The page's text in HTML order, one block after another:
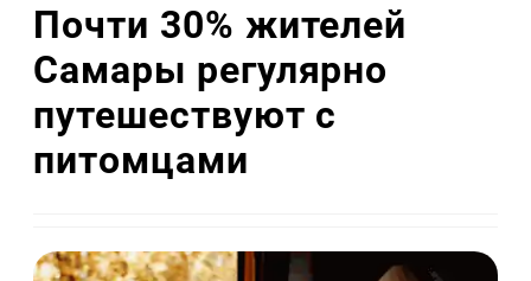
Почти 30% жителей
Самары регулярно
путешествуют с
питомцами